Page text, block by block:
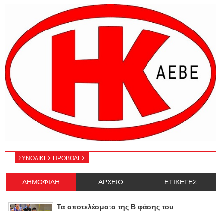
ΣΥΝΟΛΙΚΕΣ ΠΡΟΒΟΛΕΣ
ΔΗΜΟΦΙΛΗ ΑΡΧΕΙΟ ΕΤΙΚΕΤΕΣ
Τα αποτελέσματα της Β φάσης του